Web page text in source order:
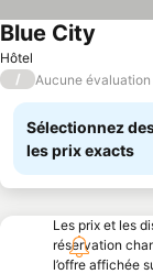
Hôtel
Blue City
/ Aucune évaluation
Sélectionnez
les prix exacts
Les prix et les
réservation
l’offre affichée